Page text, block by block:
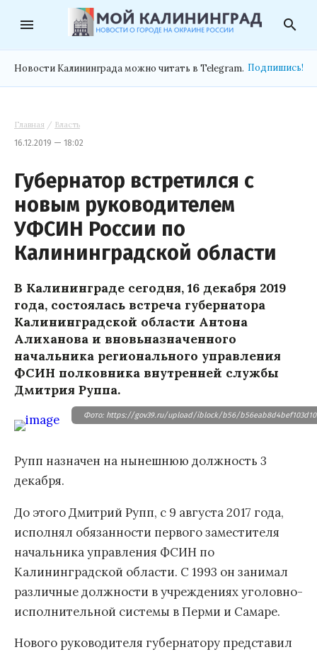
menu search
Новости Калининграда можно читать в Telegram. Подпишись!
Главная / Власть
16.12.2019 — 18:02
Губернатор встретился с
новым руководителем
УФСИН России по
Калининградской области
В Калининграде сегодня, 16 декабря 2019
года, состоялась встреча губернатора
Калининградской области Антона
Алиханова и вновьназначенного
начальника регионального управления
ФСИН полковника внутренней службы
Дмитрия Руппа.
Фото: https://gov39.ru/upload/iblock/b56/
Рупп назначен на нынешнюю должность 3
декабря.
До этого Дмитрий Рупп, с 9 августа 2017 года,
исполнял обязанности первого заместителя
начальника управления ФСИН по
Калининградской области. С 1993 он занимал
различные должности в учреждениях уголовно-
исполнительной системы в Перми и Самаре.
Нового руководителя губернатору представил